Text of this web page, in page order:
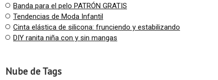
Banda para el pelo PATRÓN GRATIS
Tendencias de Moda Infantil
Cinta elástica de silicona: frunciendo y estabilizando
DIY ranita niña con y sin mangas
Nube de Tags